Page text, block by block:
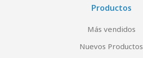
Productos
Más vendidos
Nuevos Productos